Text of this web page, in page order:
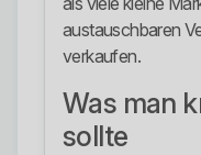
austauschbaren
verkaufen.
Was man
sollte